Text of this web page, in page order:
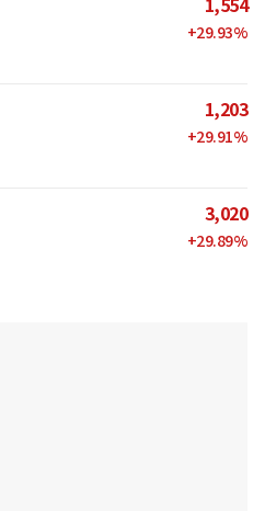
1,554
+29.93%
1,203
+29.91%
3,020
+29.89%